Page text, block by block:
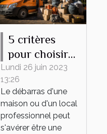
5 critères
pour choisir
une entreprise
de débarras
Lundi 26 juin 2023
13:26
Le débarras d'une
maison ou d'un local
professionnel peut
s'avérer être une